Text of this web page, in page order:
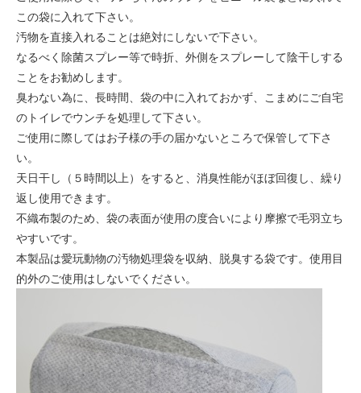
この袋に入れて下さい。
汚物を直接入れることは絶対にしないで下さい。
なるべく除菌スプレー等で時折、外側をスプレーして陰干しする
ことをお勧めします。
臭わない為に、長時間、袋の中に入れておかず、こまめにご自宅
のトイレでウンチを処理して下さい。
ご使用に際してはお子様の手の届かないところで保管して下さ
い。
天日干し（５時間以上）をすると、消臭性能がほぼ回復し、繰り
返し使用できます。
不織布製のため、袋の表面が使用の度合いにより摩擦で毛羽立ち
やすいです。
本製品は愛玩動物の汚物処理袋を収納、脱臭する袋です。使用目
的外のご使用はしないでください。